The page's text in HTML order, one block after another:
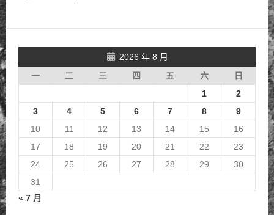
2026 年 8 月
一
二 三 四 五 六
日
1
2
3
4 5 6 7 8
9
10
11 12 13 14 15
16
17
18 19 20 21 22
23
24
25 26 27 28 29
30
31
« 7 月